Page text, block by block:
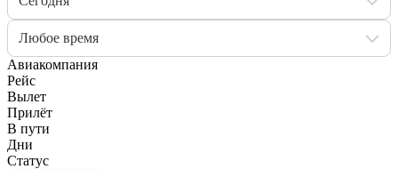
Любое время
Авиакомпания
Рейс
Вылет
Прилёт
В пути
Дни
Статус